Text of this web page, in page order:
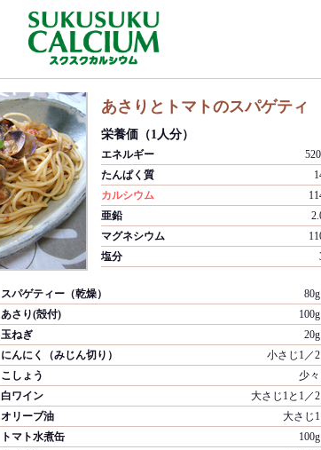
あさりとトマトのスパゲティ
栄養価（1人分）
エネルギー
たんぱく質
カルシウム
亜鉛
マグネシウム
塩分
スパゲティー（乾燥）
80g
あさり(殻付)
100g
玉ねぎ
20g
にんにく（みじん切り）
小さじ1／2
こしょう
少々
白ワイン
大さじ1と1／2
オリーブ油
大さじ1
トマト水煮缶
100g